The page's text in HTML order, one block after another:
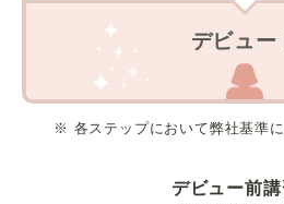
デビュー
※ 各ステップにおいて弊社基準
デビュー前講